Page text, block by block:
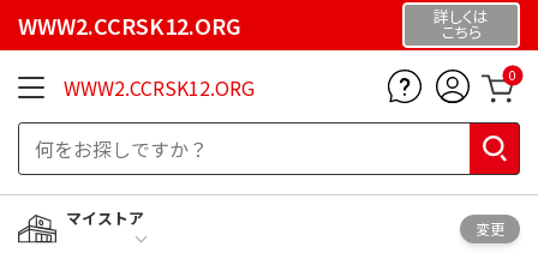
WWW2.CCRSK12.ORG 詳しくは
こちら
WWW2.CCRSK12.ORG 0
マイストア
変更